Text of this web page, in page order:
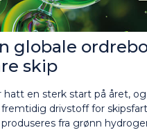
globale
skip
en sterk start på året,
drivstoff for
fra grønn